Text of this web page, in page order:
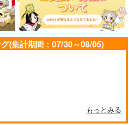
、ラブレター
っぽ
サンプル サンプル
(集計期間：07/30～08/05)
もっとみる